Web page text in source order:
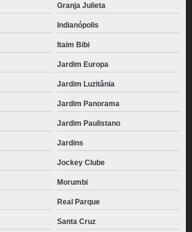
Granja Julieta
Indianópolis
Itaim Bibi
Jardim Europa
Jardim Luzitânia
Jardim Panorama
Jardim Paulistano
Jardins
Jockey Clube
Morumbi
Real Parque
Santa Cruz